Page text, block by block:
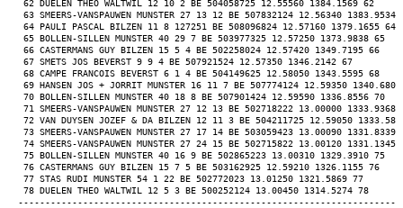
62 DUELEN THEO WALTWIL 12 10 2 BE 504058725 12.55560 1384.1569 62
63 SMEERS-VANSPAUWEN MUNSTER 27 13 12 BE 507832124 12.56340
64 PAULI PASCAL BILZEN 11 8 127251 BE 508096824 12.57160 1379.1655 64
65 BOLLEN-SILLEN MUNSTER 40 29 7 BE 503977325 12.57250 1373.9838 65
66 CASTERMANS GUY BILZEN 15 5 4 BE 502258024 12.57420 1349.7195 66
67 SMETS JOS BEVERST 9 9 4 BE 507921524 12.57350 1346.2142 67
68 CAMPE FRANCOIS BEVERST 6 1 4 BE 504149625 12.58050 1343.5595 68
69 HANSEN JOS + JORRIT MUNSTER 16 11 7 BE 507774124 12.59350
70 BOLLEN-SILLEN MUNSTER 40 18 8 BE 507901424 12.59590 1336.8556 70
71 SMEERS-VANSPAUWEN MUNSTER 27 12 13 BE 502718222 13.00000
72 VAN DUYSEN JOZEF & DA BILZEN 12 11 3 BE 504211725 12.59050
73 SMEERS-VANSPAUWEN MUNSTER 27 17 14 BE 503059423 13.00090
74 SMEERS-VANSPAUWEN MUNSTER 27 24 15 BE 502715822 13.00120
75 BOLLEN-SILLEN MUNSTER 40 16 9 BE 502865223 13.00310 1329.3910 75
76 CASTERMANS GUY BILZEN 15 7 5 BE 503162925 12.59210 1326.1155 76
77 STAS RUDI MUNSTER 54 1 22 BE 502772023 13.01250 1321.5869 77
78 DUELEN THEO WALTWIL 12 5 3 BE 500252124 13.00450 1314.5274 78